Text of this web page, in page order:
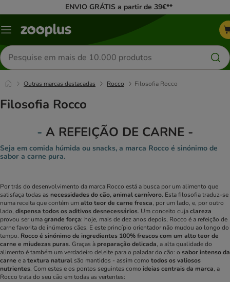
ENVIO GRÁTIS a partir de 39€**
Menu
Pesquisar
produtos
Outras marcas destacadas Rocco Filosofia Rocco
Filosofia Rocco
- A REFEIÇÃO DE CARNE -
Seja em comida húmida ou snacks, a marca Rocco é sinónimo de
sabor a carne pura.
Por trás do desenvolvimento da marca Rocco está a busca por um alimento que
satisfaça todas as necessidades do cão, animal carnívoro. Esta filosofia traduz-se
numa receita que contém umalto teor de carne fresca, por um lado, e, por outro
lado, dispensa todos os aditivos desnecessários. Um conceito cujaclareza
provou ser umagrande força: hoje, mais de dez anos depois, Rocco é a refeição de
carne favorita de inúmeros cães. E este princípio orientador não mudou ao longo do
tempo. Rocco é sinónimo de ingredientes 100% frescos com um alto teor de
carne e miudezas puras. Graças à preparação delicada, a alta qualidade do
alimento é também um verdadeiro deleite para o paladar do cão: o sabor intenso da
carne e atextura natural são mantidos - assim como todos os valiosos
nutrientes. Com estes e os pontos seguintes como ideias centrais da marca, a
Rocco trata do seu cão em todas as vertentes: